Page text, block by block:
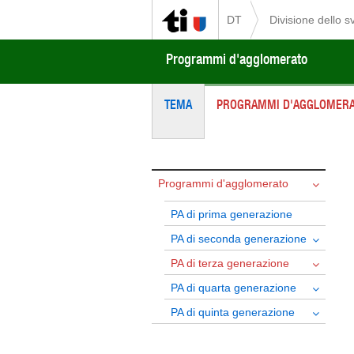
DT Divisione dello
Programmi d'agglomerato
TEMA PROGRAMMI
Programmi d'agglomerato
PA di prima generazione
PA di seconda generazione
PA di terza generazione
PA di quarta generazione
PA di quinta generazione